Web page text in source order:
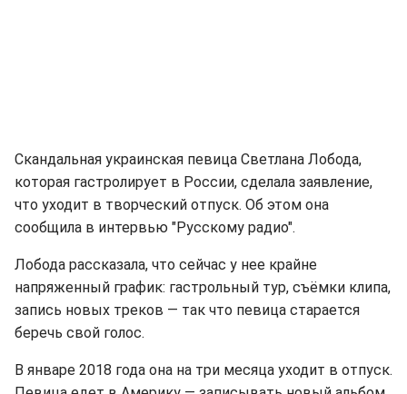
Скандальная украинская певица Светлана Лобода,
которая гастролирует в России, сделала заявление,
что уходит в творческий отпуск. Об этом она
сообщила в интервью "Русскому радио".
Лобода рассказала, что сейчас у нее крайне
напряженный график: гастрольный тур, съёмки клипа,
запись новых треков — так что певица старается
беречь свой голос.
В январе 2018 года она на три месяца уходит в отпуск.